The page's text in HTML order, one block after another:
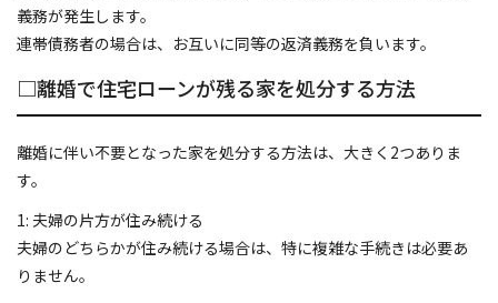
義務が発生します。
連帯債務者の場合は、お互いに同等の返済義務を負います。
□離婚で住宅ローンが残る家を処分する方法
離婚に伴い不要となった家を処分する方法は、大きく2つありま
す。
1: 夫婦の片方が住み続ける
夫婦のどちらかが住み続ける場合は、特に複雑な手続きは必要あ
りません。